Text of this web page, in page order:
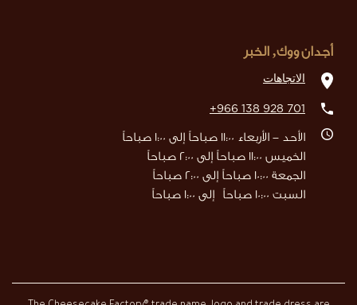
أجدان ووك, الخبر
الاتجاهات
+966 138 928 701
الأحد - الأربعاء 11:00 صباحاً إلى 1:00 صباحاً
الخميس 11:00 صباحاً إلى 2:00 صباحاً
الجمعة 10:00 صباحاً إلى 2:00 صباحاً
السبت 10:00 صباحاً إلى 1:00 صباحاً